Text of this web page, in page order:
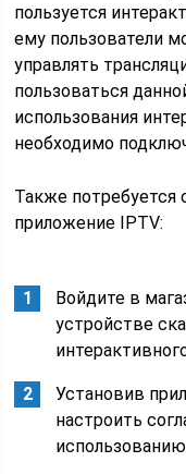
пользуется
ему пользователи
управлять
пользоваться
использования
необходимо
Также потребуется
приложение IPTV:
Войдите в
устройстве
Установив
настроить